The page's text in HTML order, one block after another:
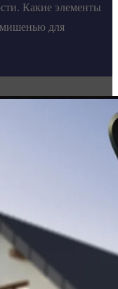
Какие элементы
мишенью для